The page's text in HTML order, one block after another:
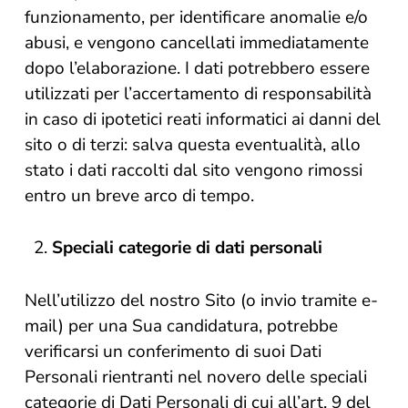
funzionamento, per identificare anomalie e/o
abusi, e vengono cancellati immediatamente
dopo l’elaborazione. I dati potrebbero essere
utilizzati per l’accertamento di responsabilità
in caso di ipotetici reati informatici ai danni del
sito o di terzi: salva questa eventualità, allo
stato i dati raccolti dal sito vengono rimossi
entro un breve arco di tempo.
Speciali categorie di dati personali
Nell’utilizzo del nostro Sito (o invio tramite e-
mail) per una Sua candidatura, potrebbe
verificarsi un conferimento di suoi Dati
Personali rientranti nel novero delle speciali
categorie di Dati Personali di cui all’art. 9 del